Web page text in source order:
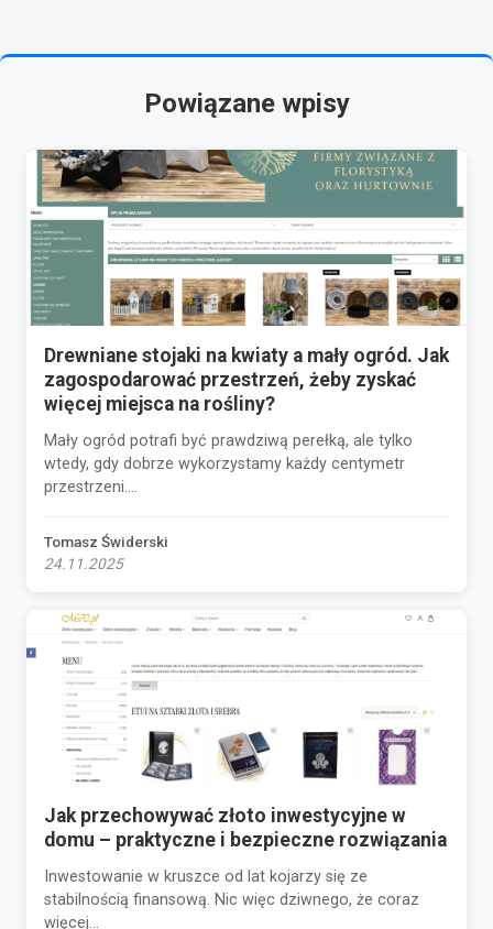
Powiązane wpisy
Drewniane stojaki na kwiaty a mały ogród. Jak
zagospodarować przestrzeń, żeby zyskać
więcej miejsca na rośliny?
Mały ogród potrafi być prawdziwą perełką, ale tylko
wtedy, gdy dobrze wykorzystamy każdy centymetr
przestrzeni....
Tomasz Świderski
24.11.2025
Jak przechowywać złoto inwestycyjne w
domu – praktyczne i bezpieczne rozwiązania
Inwestowanie w kruszce od lat kojarzy się ze
stabilnością finansową. Nic więc dziwnego, że coraz
więcej...